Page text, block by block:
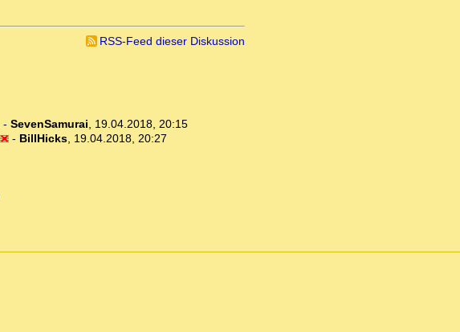
RSS-Feed dieser Diskussion
- SevenSamurai, 19.04.2018, 20:15
- BillHicks, 19.04.2018, 20:27